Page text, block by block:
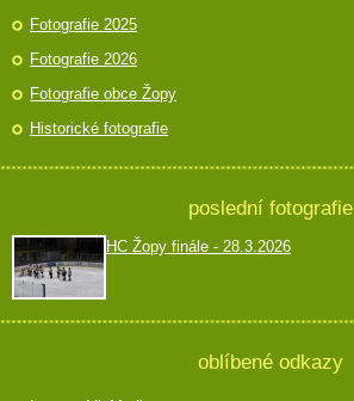
Fotografie 2025
Fotografie 2026
Fotografie obce Žopy
Historické fotografie
poslední fotografie
HC Žopy finále - 28.3.2026
oblíbené odkazy